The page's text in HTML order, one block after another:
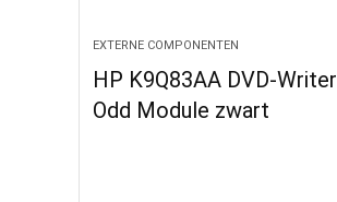
EXTERNE COMPONENTEN
HP K9Q83AA DVD-Writer
Odd Module zwart